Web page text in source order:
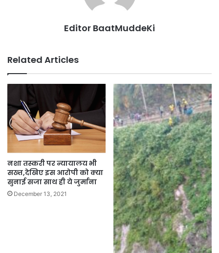
Editor BaatMuddeKi
Related Articles
नशा तस्करी पर न्यायालय भी
सख्त,देखिए इस आरोपी को क्या
सुनाई सजा साथ ही ये जुर्माना
December 13, 2021